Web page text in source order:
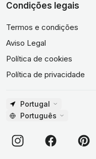
Condições legais
Termos e condições
Aviso Legal
Política de cookies
Política de privacidade
Portugal
Português